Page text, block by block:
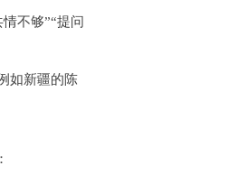
不够”“提问
如新疆的陈